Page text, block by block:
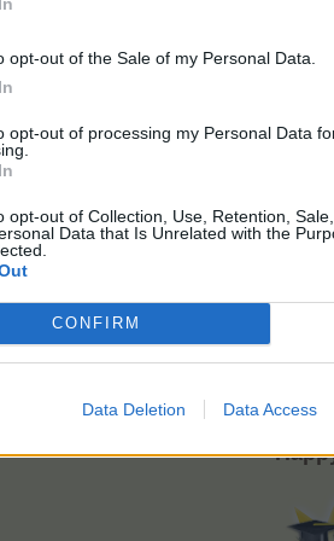
opt-out of the Sale of my Personal Data.
opt-out of processing my Personal Data
opt-out of Collection, Use, Retention,
Data that Is Unrelated with the
CONFIRM
Data Deletion Data Access
Du får EP x2
God